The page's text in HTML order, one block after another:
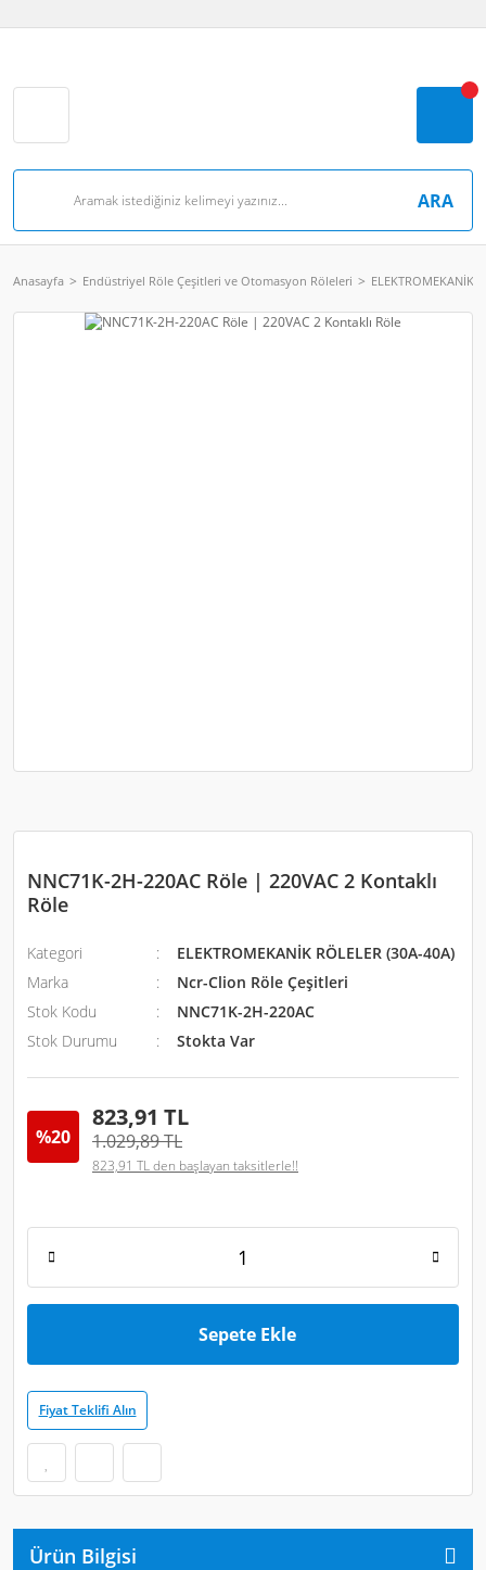
ARA
Anasayfa Endüstriyel Röle Çeşitleri ve Otomasyon Röleleri ELEKTROMEKANİK
NNC71K-2H-220AC Röle | 220VAC 2 Kontaklı
Röle
Kategori
ELEKTROMEKANİK RÖLELER (30A-40A)
Marka
Ncr-Clion Röle Çeşitleri
Stok Kodu
NNC71K-2H-220AC
Stok Durumu
Stokta Var
%20
823,91 TL
1.029,89 TL
823,91 TL den başlayan taksitlerle!!
Sepete Ekle
Fiyat Teklifi Alın
Ürün Bilgisi